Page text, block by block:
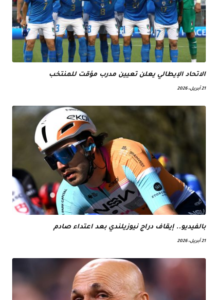
الاتحاد الإيطالي يعلن تعيين مدرب مؤقت للمنتخب
21 أبريل، 2026
بالفيديو.. إيقاف دراج نيوزيلندي بعد اعتداء صادم
21 أبريل، 2026